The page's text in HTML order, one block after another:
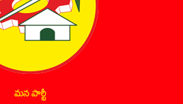
మన పార్టీ